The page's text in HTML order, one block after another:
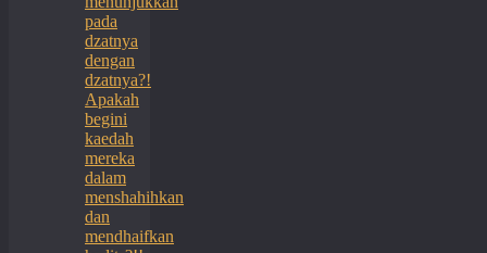
pada
dzatnya
dengan
dzatnya?!
Apakah
begini
kaedah
mereka
dalam
menshahihkan
dan
mendhaifkan